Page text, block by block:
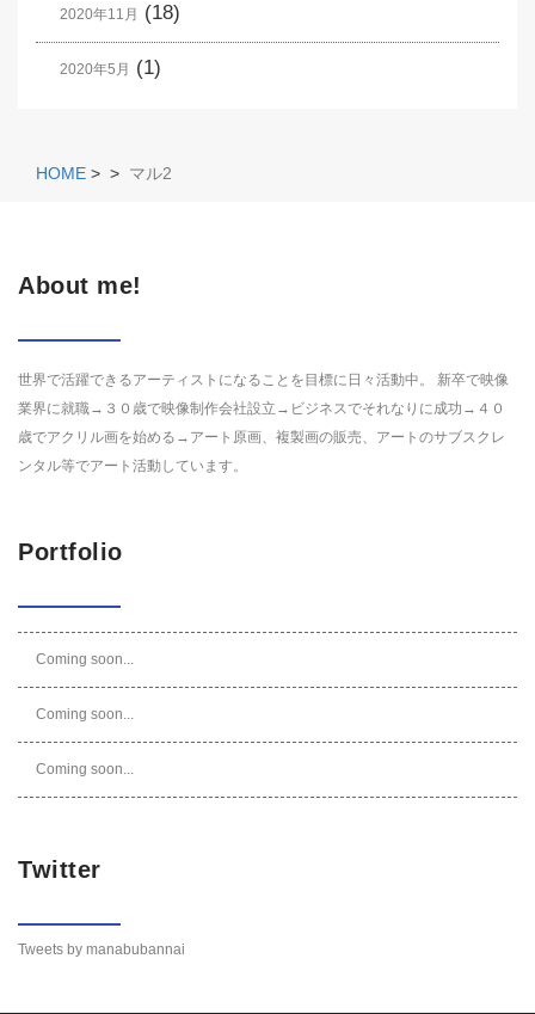
2020年11月 (18)
2020年5月 (1)
HOME > > マル2
About me!
世界で活躍できるアーティストになることを目標に日々活動中。 新卒で映像
業界に就職→３０歳で映像制作会社設立→ビジネスでそれなりに成功→４０
歳でアクリル画を始める→アート原画、複製画の販売、アートのサブスクレ
ンタル等でアート活動しています。
Portfolio
Coming soon...
Coming soon...
Coming soon...
Twitter
Tweets by manabubannai